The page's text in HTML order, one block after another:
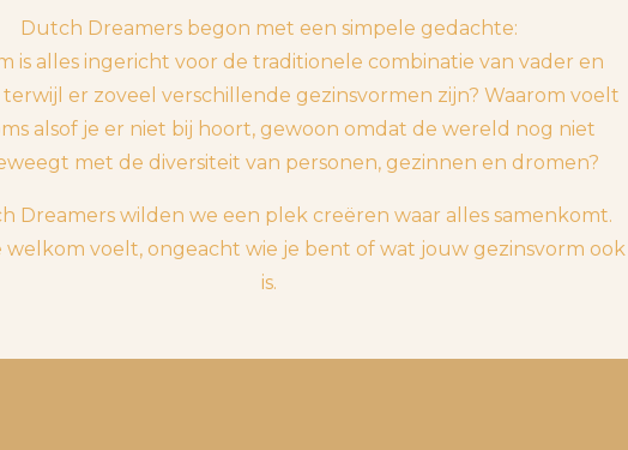
Dutch Dreamers begon met een simpele gedachte:
is alles ingericht voor de traditionele combinatie van vader en
er zoveel verschillende gezinsvormen zijn? Waarom voelt
alsof je er niet bij hoort, gewoon omdat de wereld nog niet
met de diversiteit van personen, gezinnen en dromen?
Dreamers wilden we een plek creëren waar alles samenkomt.
welkom voelt, ongeacht wie je bent of wat jouw gezinsvorm ook
is.